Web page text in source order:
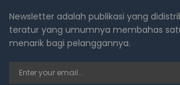
Newsletter adalah publikasi yang
teratur yang umumnya membahas
menarik bagi pelanggannya.